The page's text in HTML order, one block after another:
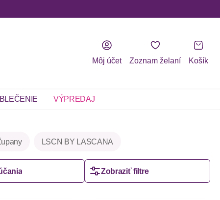
Môj účet Zoznam želaní Košík
VÝPREDAJ
LSCN BY LASCANA
Zobraziť filtre